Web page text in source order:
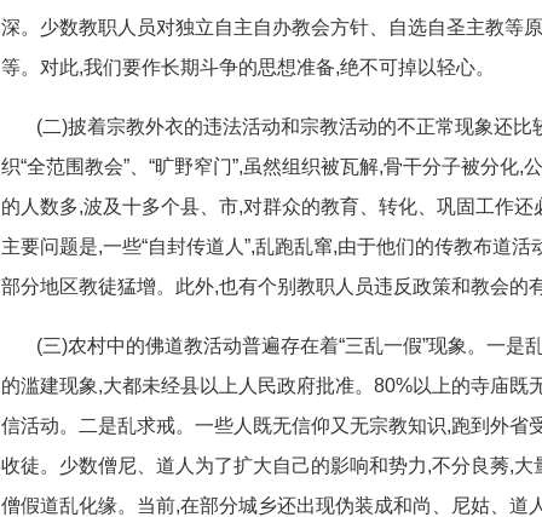
深。少数教职人员对独立自主自办教会方针、自选自圣主教等
等。对此,我们要作长期斗争的思想准备,绝不可掉以轻心。
(二)披着宗教外衣的违法活动和宗教活动的不正常现象还
织“全范围教会”、“旷野窄门”,虽然组织被瓦解,骨干分子被分化
的人数多,波及十多个县、市,对群众的教育、转化、巩固工作
主要问题是,一些“自封传道人”,乱跑乱窜,由于他们的传教布道
部分地区教徒猛增。此外,也有个别教职人员违反政策和教会的
(三)农村中的佛道教活动普遍存在着“三乱一假”现象。一是
的滥建现象,大都未经县以上人民政府批准。80%以上的寺庙既
信活动。二是乱求戒。一些人既无信仰又无宗教知识,跑到外省
收徒。少数僧尼、道人为了扩大自己的影响和势力,不分良莠,
僧假道乱化缘。当前,在部分城乡还出现伪装成和尚、尼姑、道